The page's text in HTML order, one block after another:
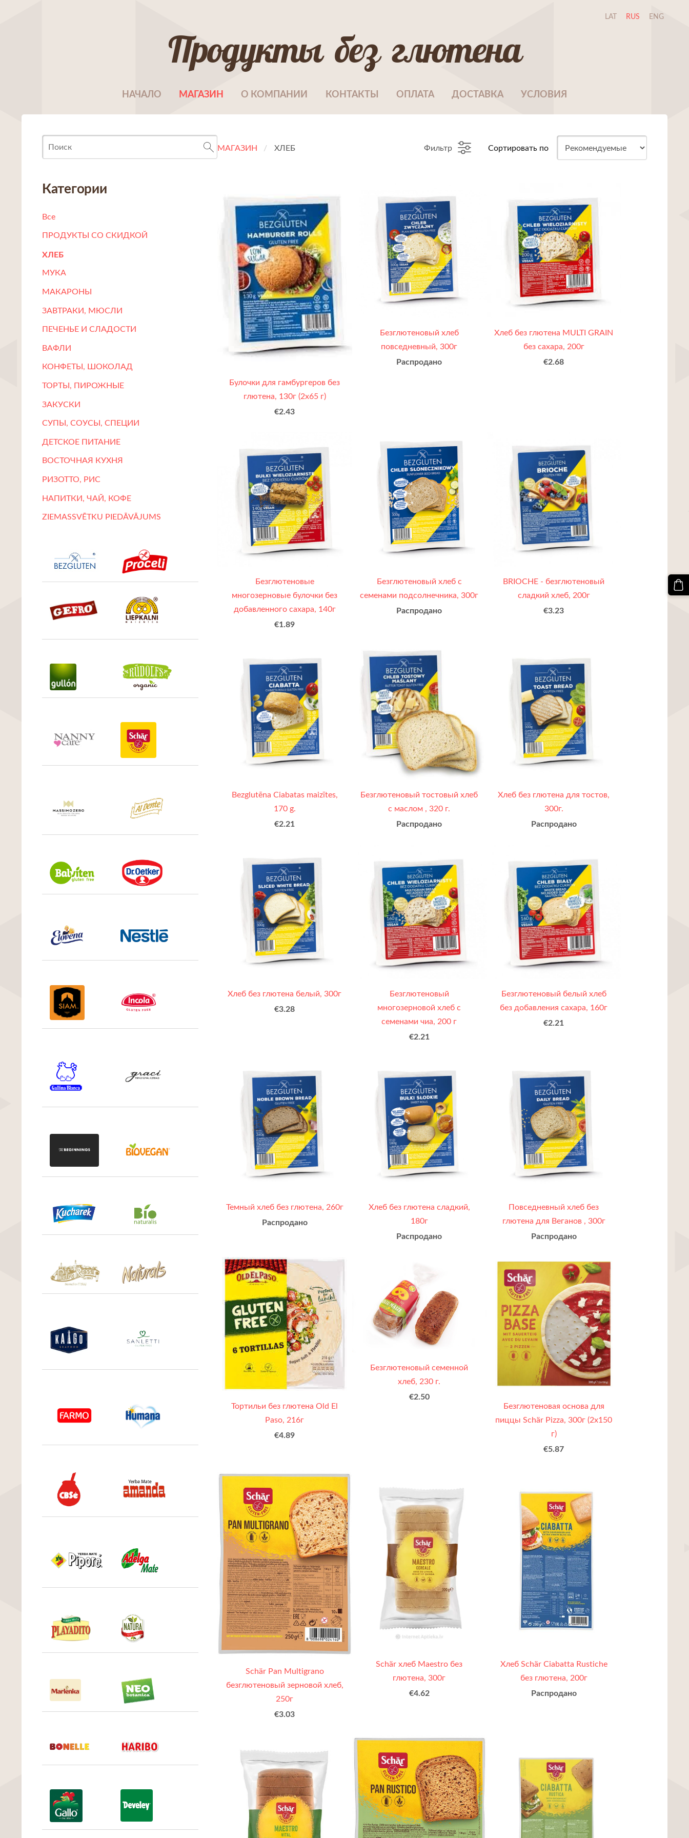
Продукты без глютена
НАЧАЛО МАГАЗИН О КОМПАНИИ КОНТАКТЫ ОПЛАТА ДОСТАВКА УСЛОВИЯ
LAT RUS ENG
Категории
Все
ПРОДУКТЫ СО СКИДКОЙ
ХЛЕБ
МУКА
МАКАРОНЫ
ЗАВТРАКИ, МЮСЛИ
ПЕЧЕНЬЕ И СЛАДОСТИ
ВАФЛИ
КОНФЕТЫ, ШОКОЛАД
ТОРТЫ, ПИРОЖНЫЕ
ЗАКУСКИ
СУПЫ, СОУСЫ, СПЕЦИИ
ДЕТСКОЕ ПИТАНИЕ
ВОСТОЧНАЯ КУХНЯ
РИЗОТТО, РИС
НАПИТКИ, ЧАЙ, КОФЕ
ZIEMASSVĒTKU PIEDĀVĀJUMS
МАГАЗИН ХЛЕБ Фильтр Сортировать по
Булочки для гамбургеров без
глютена, 130г (2x65 г)
€2.43
Безглютеновый xлеб
повседневный, 300г
Распродано
Хлеб без глютена MULTI GRAIN
без сахара, 200г
€2.68
Безглютеновые
многозерновые булочки без
добавленного сахара, 140г
€1.89
Безглютеновый хлеб с
семенами подсолнечника, 300г
Распродано
BRIOCHE - безглютеновый
сладкий хлеб, 200г
€3.23
Bezglutēna Ciabatas maizītes,
170 g.
€2.21
Безглютеновый тостовый хлеб
с маслом , 320 г.
Распродано
Хлеб без глютена для тостов,
300г.
Распродано
Хлеб без глютена белый, 300г
€3.28
Безглютеновый
многозерновой хлеб с
семенами чиа, 200 г
€2.21
Безглютеновый белый хлеб
без добавления сахара, 160г
€2.21
Темный хлеб без глютена, 260г
Распродано
Хлеб без глютена сладкий,
180г
Распродано
Повседневный хлеб без
глютена для Веганов , 300г
Распродано
Тортильи без глютена Old El
Paso, 216г
€4.89
Безглютеновый семенной
хлеб, 230 г.
€2.50
Безглютеновая основа для
пиццы Schär Pizza, 300г (2x150
г)
€5.87
Schär Pan Multigrano
безглютеновый зерновой хлеб,
250г
€3.03
Schär хлеб Maestro без
глютена, 300г
€4.62
Хлеб Schär Ciabatta Rustiche
без глютена, 200г
Распродано